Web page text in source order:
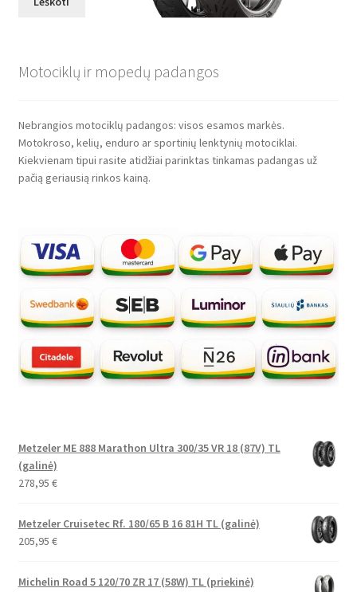
Motociklų ir mopedų padangos
Nebrangios motociklų padangos: visos esamos markės.
Motokroso, kelių, enduro ar sportinių lenktynių motociklai.
Kiekvienam tipui rasite atidžiai parinktas tinkamas padangas už
pačią geriausią rinkos kainą.
Metzeler ME 888 Marathon Ultra 300/35 VR 18 (87V) TL
(galinė)
278,95 €
Metzeler Cruisetec Rf. 180/65 B 16 81H TL (galinė)
205,95 €
Michelin Road 5 120/70 ZR 17 (58W) TL (priekinė)